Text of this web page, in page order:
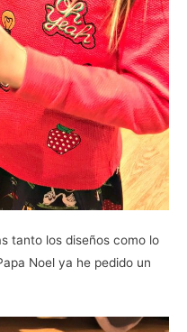
tanto los diseños como lo
Noel ya he pedido un